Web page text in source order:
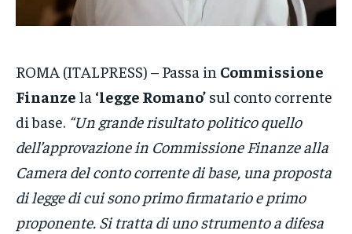
CONTATTI
CONTATTI
CONTATTI
ROMA (ITALPRESS) – Passa in Commissione
Finanze la ‘legge Romano’ sul conto corrente
di base. “Un grande risultato politico quello
dell’approvazione in Commissione Finanze alla
Camera del conto corrente di base, una proposta
di legge di cui sono primo firmatario e primo
proponente. Si tratta di uno strumento a difesa